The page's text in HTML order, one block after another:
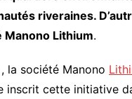
riveraines.
Lithium.
la société Manono
inscrit cette initiative